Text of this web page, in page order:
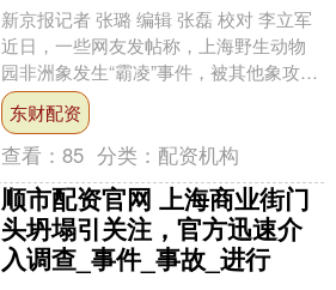
新京报记者 张璐 编辑 张磊 校对 李立军
近日，一些网友发帖称，上海野生动物
园非洲象发生“霸凌”事件，被其他象攻击
的大象身形消瘦、皮肤干瘪。对此，上
海野生动物....
东财配资
查看：85 分类： 配资机构
顺市配资官网 上海商业街门
头坍塌引关注，官方迅速介
入调查_事件_事故_进行